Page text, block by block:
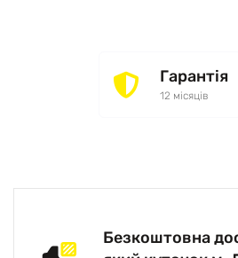
Гарантія
12 місяців
Безкоштовна